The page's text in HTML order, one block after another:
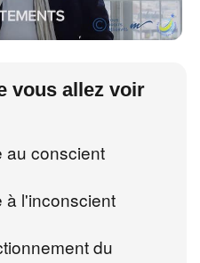
vous allez voir
au conscient
à l'inconscient
du